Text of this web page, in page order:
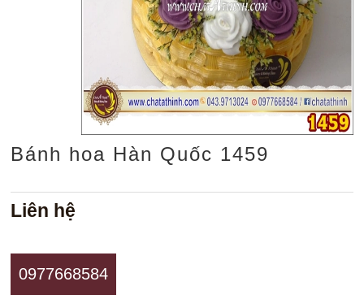
Bánh hoa Hàn Quốc 1459
Liên hệ
0977668584